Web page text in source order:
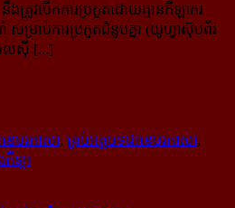
រូវបើកការប្រកួតដោយគ្មានកីឡាករ
ម្រាប់​ការ​ប្រកួតជំនួបគ្នា (យូហ្វាស៊ុបព័រ
លស៊ី [...]
េមរភាសា, គ្រប់អត្ថបទជាខេមរភាសា,
កីឡា